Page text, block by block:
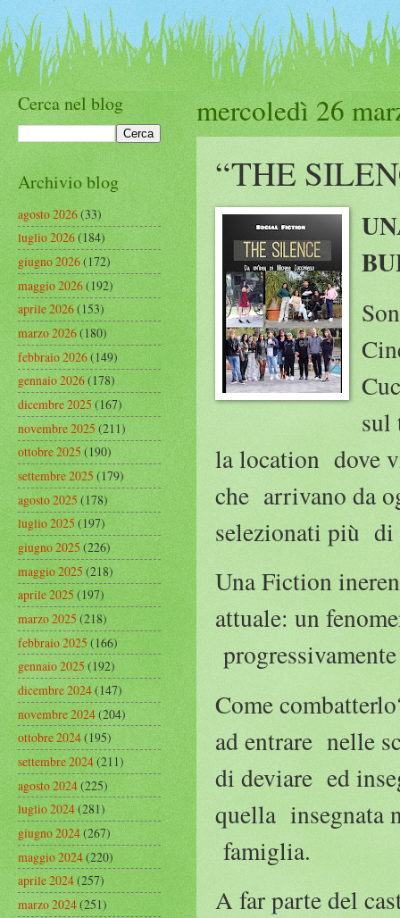
mercoledì 26
“THE
sul
la location dove
che arrivano da
selezionati più
Una Fiction
attuale: un
Come
ad entrare nelle
di deviare ed
quella insegnata
famiglia.
A far parte del
Cerca nel blog
Archivio blog
agosto 2026(33)
luglio 2026(184)
giugno 2026(172)
maggio 2026(192)
aprile 2026(153)
marzo 2026(180)
febbraio 2026(149)
gennaio 2026(178)
dicembre 2025(167)
novembre 2025(211)
ottobre 2025(190)
settembre 2025(179)
agosto 2025(178)
luglio 2025(197)
giugno 2025(226)
maggio 2025(218)
aprile 2025(197)
marzo 2025(218)
febbraio 2025(166)
gennaio 2025(192)
dicembre 2024(147)
novembre 2024(204)
ottobre 2024(195)
settembre 2024(211)
agosto 2024(225)
luglio 2024(281)
giugno 2024(267)
maggio 2024(220)
aprile 2024(257)
marzo 2024(251)